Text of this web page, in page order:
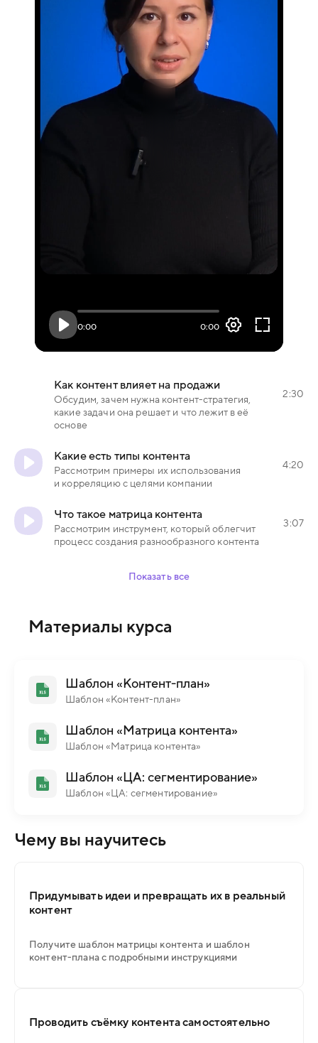
0:00 0:00
Как контент влияет на продажи
Обсудим, зачем нужна контент-стратегия,
какие задачи она решает и что лежит в её
основе
2:30
Какие есть типы контента
Рассмотрим примеры их использования
и корреляцию с целями компании
4:20
Что такое матрица контента
Рассмотрим инструмент, который облегчит
процесс создания разнообразного контента
3:07
Показать все
Материалы курса
Шаблон «Контент-план»
Шаблон «Контент-план»
Шаблон «Матрица контента»
Шаблон «Матрица контента»
Шаблон «ЦА: сегментирование»
Шаблон «ЦА: сегментирование»
Чему вы научитесь
Придумывать идеи и превращать их в реальный
контент
Получите шаблон матрицы контента и шаблон
контент-плана с подробными инструкциями
Проводить съёмку контента самостоятельно